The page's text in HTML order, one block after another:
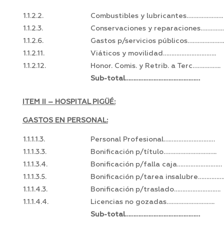
1.1.2.2.
Combustibles y lubricantes………………….
1.1.2.3.
Conservaciones y
1.1.2.6.
Gastos p/servicios públicos………………….
1.1.2.11.
Viáticos y movilidad…………………………..
1.1.2.12.
Honor. Comis. y Retrib. a Terc……………..
Sub-total………………………………………
ITEM II – HOSPITAL PIGÜÉ:
GASTOS EN PERSONAL:
1.1.1.1.3.
Personal Profesional….………………………
1.1.1.3.3.
Bonificación p/título…………………………..
1.1.1.3.4.
Bonificación p/falla caja………………………
1.1.1.3.5.
Bonificación p/tarea
1.1.1.4.3.
Bonificación p/traslado……………………….
1.1.1.4.4.
Licencias no gozadas………………………..
Sub-total………………………………………